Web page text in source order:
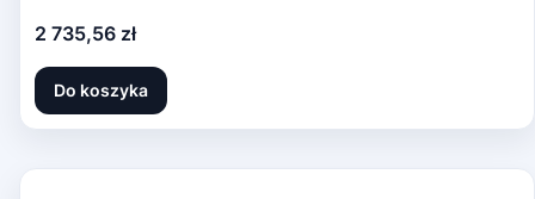
Cena
2 735,56 zł
Do koszyka